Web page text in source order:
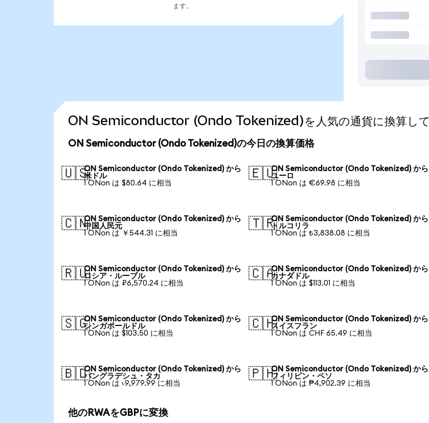
ます。
ON Semiconductor (Ondo Tokenized)を人気の通貨に換算して
ON Semiconductor (Ondo Tokenized)の今日の換算価格
🇺🇸ON Semiconductor (Ondo Tokenized) から
米ドル
1 ONon は $80.64 に相当
🇪🇺ON Semiconductor (Ondo Tokenized) から
ユーロ
1 ONon は €69.98 に相当
🇨🇳ON Semiconductor (Ondo Tokenized) から
中国人民元
1 ONon は ￥544.31 に相当
🇹🇷ON Semiconductor (Ondo Tokenized) から
トルコリラ
1 ONon は ₺3,838.08 に相当
🇷🇺ON Semiconductor (Ondo Tokenized) から
ロシア・ルーブル
1 ONon は ₽6,570.24 に相当
🇨🇦ON Semiconductor (Ondo Tokenized) から
カナダドル
1 ONon は $113.01 に相当
🇸🇬ON Semiconductor (Ondo Tokenized) から
シンガポールドル
1 ONon は $103.50 に相当
🇨🇭ON Semiconductor (Ondo Tokenized) から
スイスフラン
1 ONon は CHF 65.49 に相当
🇧🇩ON Semiconductor (Ondo Tokenized) から
バングラデシュ・タカ
1 ONon は ৳9,979.99 に相当
🇵🇭ON Semiconductor (Ondo Tokenized) から
フィリピン・ペソ
1 ONon は ₱4,902.39 に相当
他のRWAをGBPに変換